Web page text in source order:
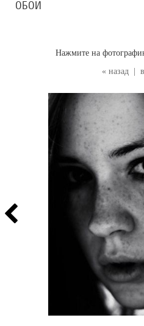
« назад
Нажмите на
ОБОИ